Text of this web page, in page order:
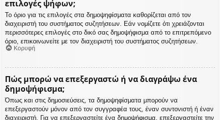
επιλογές ψήφων;
Το όριο για τις επιλογές στα δημοψηφίσματα καθορίζεται από τον
διαχειριστή του συστήματος συζητήσεων. Εάν νομίζετε ότι χρειάζονται
περισσότερες επιλογές στο δικό σας δημοψήφισμα από το επιτρεπόμενο
όριο, επικοινωνείτε με τον διαχειριστή του συστήματος συζητήσεων.
Κορυφή
Πώς μπορώ να επεξεργαστώ ή να διαγράψω ένα
δημοψήφισμα;
Όπως και στις δημοσιεύσεις, τα δημοψηφίσματα μπορούν να
επεξεργαστούν μόνον από τον συγγραφέα τους, έναν συντονιστή ή έναν
διαχειριστή. Για να επεξεργαστείτε ένα δημοψήφισμα, επεξεργαστείτε την